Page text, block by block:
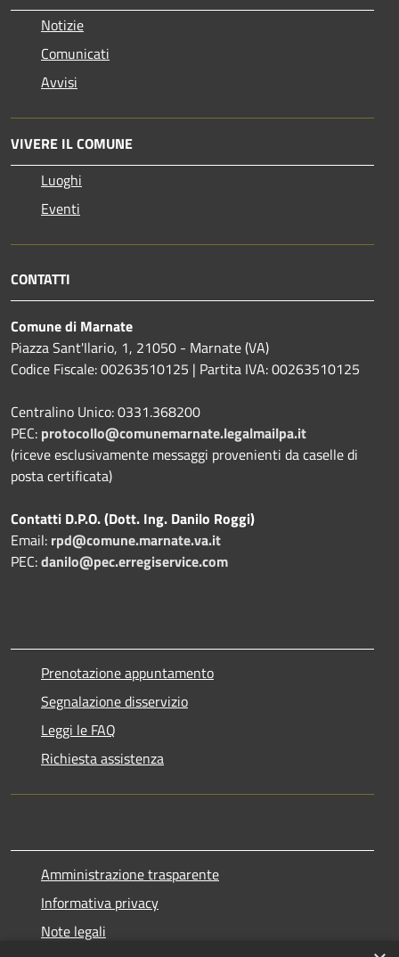
Notizie
Comunicati
Avvisi
VIVERE IL COMUNE
Luoghi
Eventi
CONTATTI
Comune di Marnate
Piazza Sant'Ilario, 1, 21050 - Marnate (VA)
Codice Fiscale: 00263510125 | Partita IVA: 00263510125
Centralino Unico: 0331.368200
PEC: protocollo@comunemarnate.legalmailpa.it
(riceve esclusivamente messaggi provenienti da caselle di
posta certificata)
Contatti D.P.O. (Dott. Ing. Danilo Roggi)
Email: rpd@comune.marnate.va.it
PEC:danilo@pec.erregiservice.com
Prenotazione appuntamento
Segnalazione disservizio
Leggi le FAQ
Richiesta assistenza
Amministrazione trasparente
Informativa privacy
Note legali